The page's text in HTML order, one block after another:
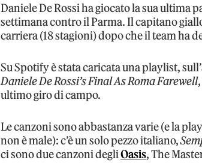
Daniele De Rossi ha giocato la sua ultima
settimana contro il Parma. Il capitano
carriera (18 stagioni) dopo che il team ha
Su Spotify è stata caricata una playlist,
Daniele De Rossi’s Final As Roma Farewell
ultimo giro di campo.
Le canzoni sono abbastanza varie (e la
non è male): c’è un solo pezzo italiano,
ci sono due canzoni degliOasis, The